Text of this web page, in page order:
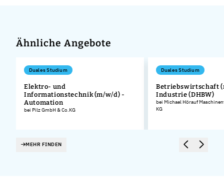
Ähnliche Angebote
Duales Studium
Elektro- und
Informationstechnik (m/w/d) -
Automation
bei Pilz GmbH & Co.KG
Duales Studium
Betriebswirtschaft
Industrie (DHBW)
bei Michael Hörauf
KG
MEHR FINDEN